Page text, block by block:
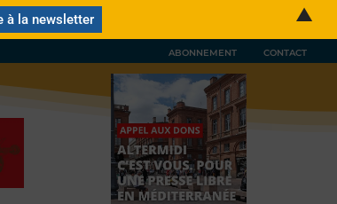
ABONNEMENT CONTACT
▲